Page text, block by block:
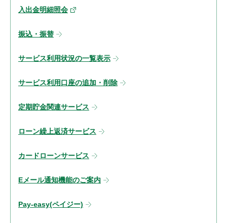
入出金明細照会
振込・振替
サービス利用状況の一覧表示
サービス利用口座の追加・削除
定期貯金関連サービス
ローン繰上返済サービス
カードローンサービス
Eメール通知機能のご案内
Pay-easy(ペイジー)